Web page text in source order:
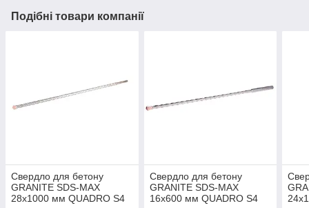
Подібні товари компанії
Свердло для бетону
GRANITE SDS-MAX
28х1000 мм QUADRO S4
Свердло для бетону
GRANITE SDS-MAX
16х600 мм QUADRO S4